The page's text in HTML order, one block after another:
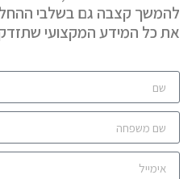
להמשך קצבה גם בשלבי
את כל המידע המקצועי